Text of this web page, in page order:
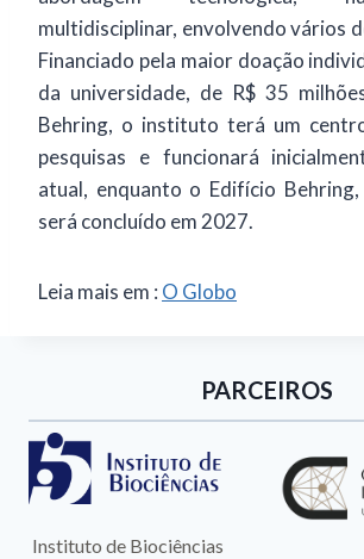
multidisciplinar, envolvendo vários
Financiado pela maior doação
da universidade, de R$ 35
Behring, o instituto terá um
pesquisas e funcionará
atual, enquanto o Edifício
será concluído em 2027.
Leia mais em : O Globo
PARCEIROS
Instituto de Biociências